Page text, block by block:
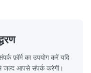
फ़ॉर्म का उपयोग करें यदि
जल्द आपसे संपर्क करेगी।